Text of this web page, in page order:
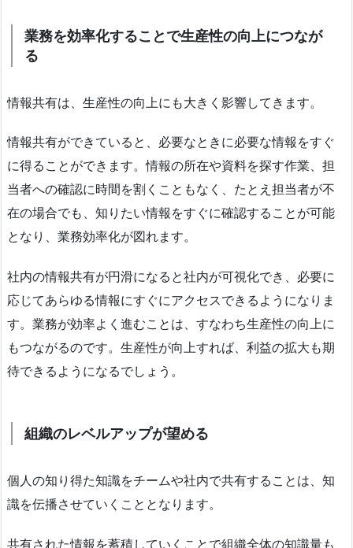
業務を効率化することで生産性の向上につなが
る
情報共有は、生産性の向上にも大きく影響してきます。
情報共有ができていると、必要なときに必要な情報をすぐ
に得ることができます。情報の所在や資料を探す作業、担
当者への確認に時間を割くこともなく、たとえ担当者が不
在の場合でも、知りたい情報をすぐに確認することが可能
となり、業務効率化が図れます。
社内の情報共有が円滑になると社内が可視化でき、必要に
応じてあらゆる情報にすぐにアクセスできるようになりま
す。業務が効率よく進むことは、すなわち生産性の向上に
もつながるのです。生産性が向上すれば、利益の拡大も期
待できるようになるでしょう。
組織のレベルアップが望める
個人の知り得た知識をチームや社内で共有することは、知
識を伝播させていくこととなります。
共有された情報を蓄積していくことで組織全体の知識量も